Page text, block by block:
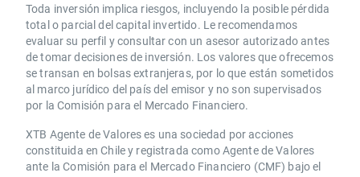
Toda inversión implica riesgos, incluyendo la posible pérdida
total o parcial del capital invertido. Le recomendamos
evaluar su perfil y consultar con un asesor autorizado antes
de tomar decisiones de inversión. Los valores que ofrecemos
se transan en bolsas extranjeras, por lo que están sometidos
al marco jurídico del país del emisor y no son supervisados
por la Comisión para el Mercado Financiero.
XTB Agente de Valores es una sociedad por acciones
constituida en Chile y registrada como Agente de Valores
ante la Comisión para el Mercado Financiero (CMF) bajo el